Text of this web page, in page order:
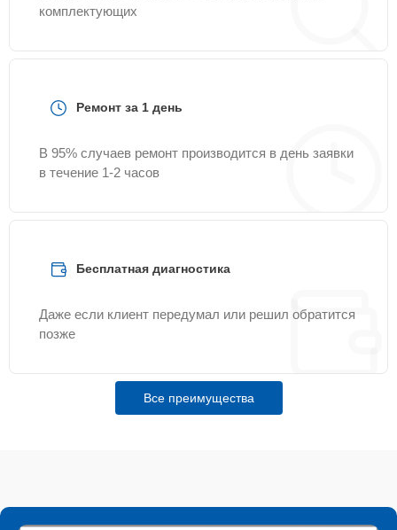
комплектующих
Ремонт за 1 день
В 95% случаев ремонт производится в день заявки
в течение 1-2 часов
Бесплатная диагностика
Даже если клиент передумал или решил обратится
позже
Все преимущества